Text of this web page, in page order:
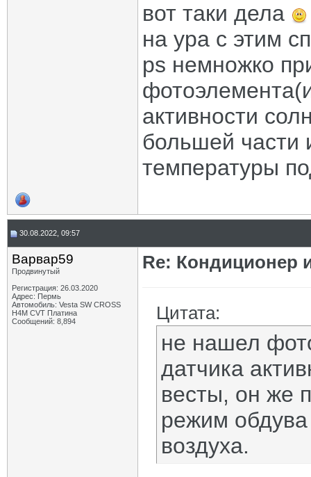
вот таки дела
на ура с этим
ps немножко
активности
большей части
температуры
30.08.2022, 09:57
Варвар59
Продвинутый
Регистрация: 26.03.2020
Адрес: Пермь
Автомобиль: Vesta SW CROSS
H4M CVT Платина
Сообщений: 8,894
Re: Кондиционер
Цитата:
не нашел
датчика
весты, он же
режим
воздуха.